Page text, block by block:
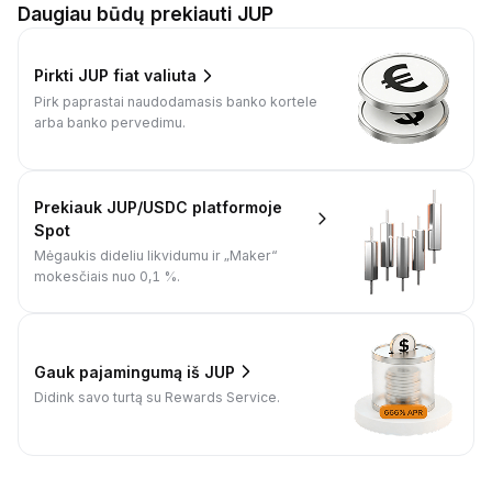
Daugiau būdų prekiauti JUP
Pirkti JUP fiat valiuta
Pirk paprastai naudodamasis banko kortele
arba banko pervedimu.
Prekiauk JUP/USDC platformoje
Spot
Mėgaukis dideliu likvidumu ir „Maker“
mokesčiais nuo 0,1 %.
Gauk pajamingumą iš JUP
Didink savo turtą su Rewards Service.